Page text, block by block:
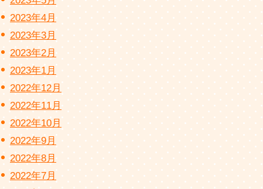
2023年4月
2023年3月
2023年2月
2023年1月
2022年12月
2022年11月
2022年10月
2022年9月
2022年8月
2022年7月